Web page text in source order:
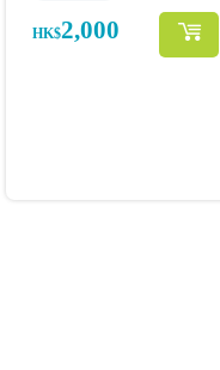
HK$2,000